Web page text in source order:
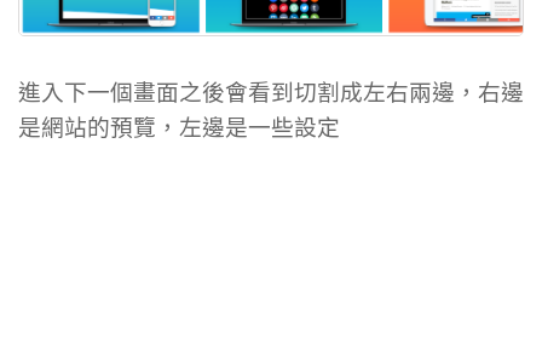
進入下一個畫面之後會看到切割成左右兩邊，右邊
是網站的預覽，左邊是一些設定